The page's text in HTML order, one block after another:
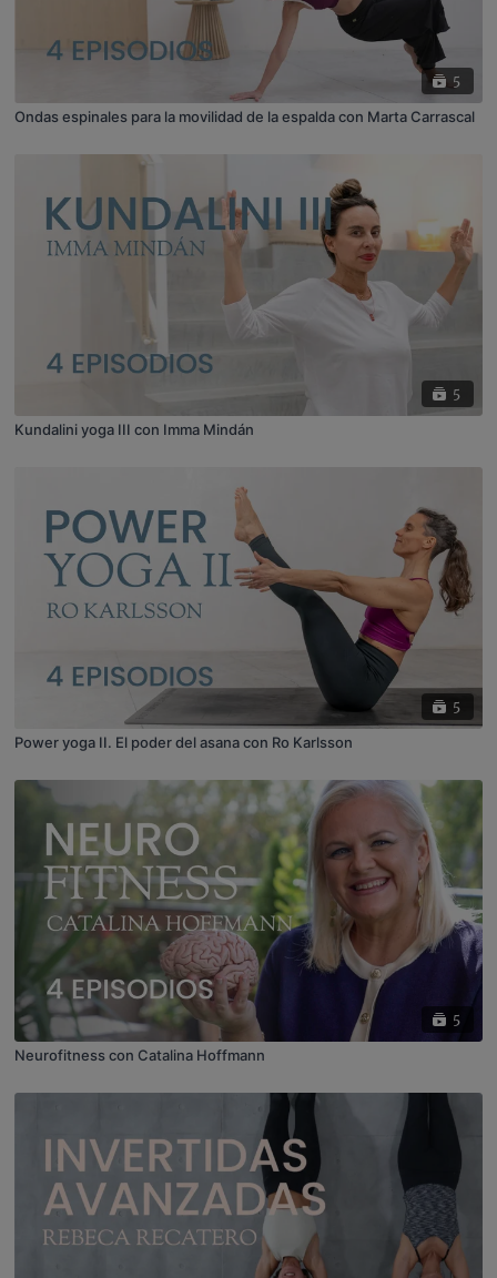
5
Ondas espinales para la movilidad de la espalda con Marta Carrascal
5
Kundalini yoga III con Imma Mindán
5
Power yoga II. El poder del asana con Ro Karlsson
5
Neurofitness con Catalina Hoffmann